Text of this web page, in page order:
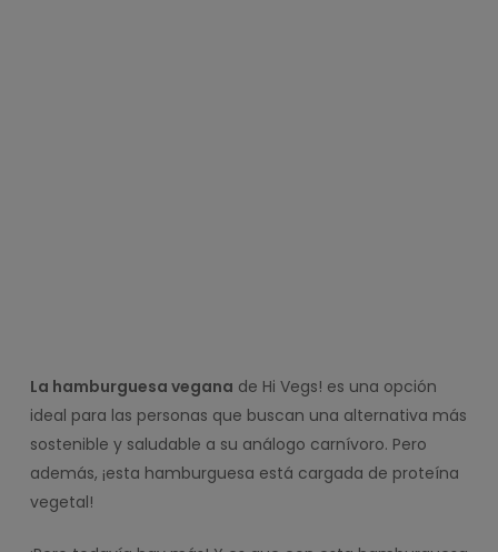
La hamburguesa vegana de Hi Vegs! es una opción
ideal para las personas que buscan una alternativa más
sostenible y saludable a su análogo carnívoro. Pero
además, ¡esta hamburguesa está cargada de proteína
vegetal!